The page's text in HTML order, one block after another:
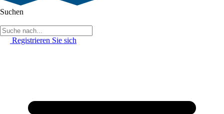
Suchen
Registrieren Sie sich